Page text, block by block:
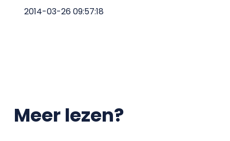
2014-03-26 09:57:18
Meer lezen?